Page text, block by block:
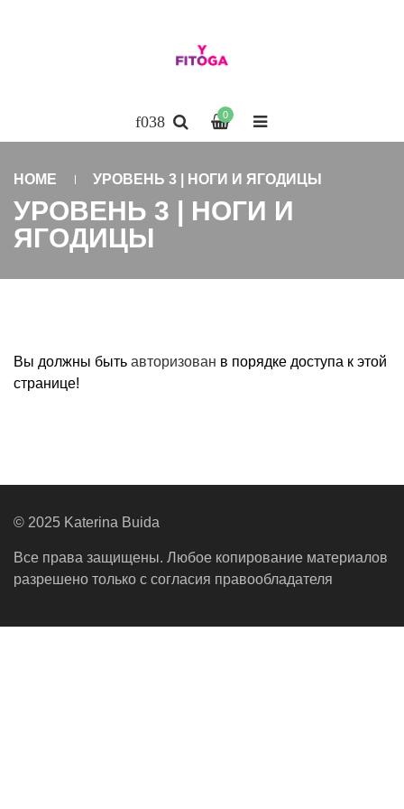
0
HOME УРОВЕНЬ 3 | НОГИ И ЯГОДИЦЫ
УРОВЕНЬ 3 | НОГИ И
ЯГОДИЦЫ
Вы должны быть авторизован в порядке доступа к этой
странице!
© 2025 Katerina Buida
Все права защищены. Любое копирование материалов
разрешено только с согласия правообладателя